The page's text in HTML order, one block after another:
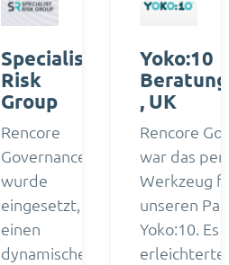
Specialist
Risk
Group
Rencore
Governance
wurde
eingesetzt, um
einen
dynamischen
Yoko:10
Beratung
, UK
Rencore
war das
Werkzeug
unseren
Yoko:10. Es
erleichterte